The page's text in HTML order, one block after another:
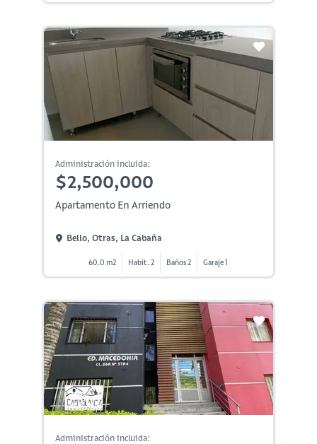
Administración incluida:
$2,500,000
Apartamento En Arriendo
Bello, Otras, La Cabaña
60.0 m2 Habit. 2 Baños 2 Garaje 1
Administración incluida: